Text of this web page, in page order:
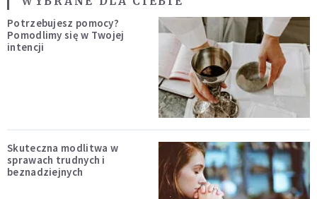
Potrzebujesz pomocy?
Pomodlimy się w Twojej
intencji
Skuteczna modlitwa w
sprawach trudnych i
beznadziejnych